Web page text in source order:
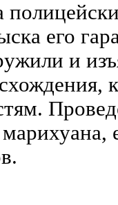
его
и